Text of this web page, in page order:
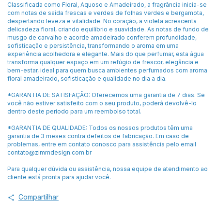
Classificada como Floral, Aquoso e Amadeirado, a fragrância inicia-se
com notas de saída frescas e verdes de folhas verdes e bergamota,
despertando leveza e vitalidade. No coração, a violeta acrescenta
delicadeza floral, criando equilíbrio e suavidade. As notas de fundo de
musgo de carvalho e acorde amadeirado conferem profundidade,
sofisticação e persistência, transformando o aroma em uma
experiência acolhedora e elegante. Mais do que perfumar, esta água
transforma qualquer espaço em um refúgio de frescor, elegância e
bem-estar, ideal para quem busca ambientes perfumados com aroma
floral amadeirado, sofisticação e qualidade no dia a dia.
*GARANTIA DE SATISFAÇÃO: Oferecemos uma garantia de 7 dias. Se
você não estiver satisfeito com o seu produto, poderá devolvê-lo
dentro deste periodo para um reembolso total.
*GARANTIA DE QUALIDADE: Todos os nossos produtos têm uma
garantia de 3 meses contra defeitos de fabricação. Em caso de
problemas, entre em contato conosco para assistência pelo email
contato@zimmdesign.com.br
Para qualquer dúvida ou assistência, nossa equipe de atendimento ao
cliente está pronta para ajudar você.
Compartilhar